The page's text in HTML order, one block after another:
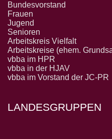
Bundesvorstand
Frauen
Jugend
Senioren
Arbeitskreis Vielfalt
Arbeitskreise (ehem.
vbba im HPR
vbba in der HJAV
vbba im Vorstand der JC-PR
LANDESGRUPPEN